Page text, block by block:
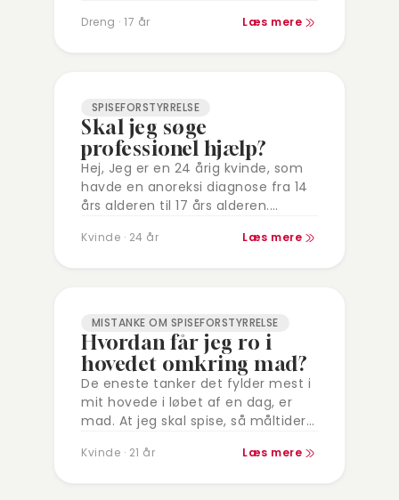
afhænglig af selvskade til et punkt
Dreng · 17 år Læs mere
SPISEFORSTYRRELSE
Skal jeg søge
professionel hjælp?
Hej, Jeg er en 24 årig kvinde, som
havde en anoreksi diagnose fra 14
års alderen til 17 års alderen.
18 år. Da min…
Kvinde · 24 år Læs mere
MISTANKE OM SPISEFORSTYRRELSE
Hvordan får jeg ro i
hovedet omkring mad?
De eneste tanker det fylder mest i
mit hovede i løbet af en dag, er
mad. At jeg skal spise, så måltider
løbet…
Kvinde · 21 år Læs mere